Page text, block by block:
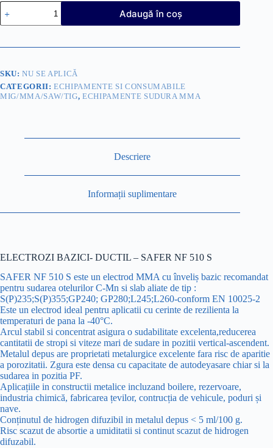
Cantitate
PROMOTIE
!!!!
ELECTROZI
-
SAFER
NF
1ROLA
Adaugă în coș
SKU:NU SE APLICĂ
CATEGORII:ECHIPAMENTE SI CONSUMABILE
MIG/MMA/SAW/TIG,ECHIPAMENTE SUDURA MMA
Descriere
Informații suplimentare
ELECTROZI BAZICI- DUCTIL – SAFER NF 510 S
SAFER NF 510 S este un electrod MMA cu înveliș bazic recomandat
pentru sudarea otelurilor C-Mn si slab aliate de tip :
S(P)235;S(P)355;GP240; GP280;L245;L260-conform EN 10025-2
Este un electrod ideal pentru aplicatii cu cerinte de rezilienta la
temperaturi de pana la -40°C.
Arcul stabil si concentrat asigura o sudabilitate excelenta,reducerea
cantitatii de stropi si viteze mari de sudare in pozitii vertical-ascendent.
Metalul depus are proprietati metalurgice excelente fara risc de aparitie
a porozitatii. Zgura este densa cu capacitate de autodeyasare chiar si la
sudarea in pozitia PF.
Aplicațiile in constructii metalice incluzand boilere, rezervoare,
industria chimică, fabricarea țevilor, contrucția de vehicule, poduri și
nave.
Conținutul de hidrogen difuzibil in metalul depus < 5 ml/100 g.
Risc scazut de absortie a umiditatii si continut scazut de hidrogen
difuzabil.